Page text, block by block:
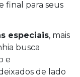
final para seus
especiais, mais
busca
e
de lado